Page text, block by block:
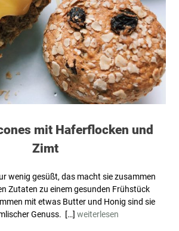
mit Haferflocken und
Zimt
wenig gesüßt, das macht sie zusammen
Zutaten zu einem gesunden Frühstück
mit etwas Butter und Honig sind sie
Genuss. […] weiterlesen